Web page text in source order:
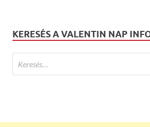
KERESÉS A VALENTIN NAP